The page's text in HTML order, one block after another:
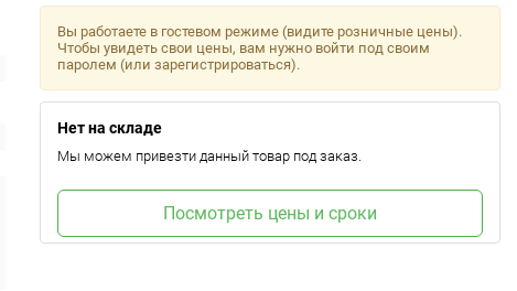
Вы работаете в гостевом режиме (видите розничные цены).
Чтобы увидеть свои цены, вам нужно войти под своим
паролем (или зарегистрироваться).
Нет на складе
Мы можем привезти данный товар под заказ.
Посмотреть цены и сроки